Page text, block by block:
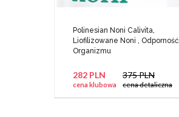
Polinesian Noni Calivita,
Liofilizowane Noni , Odporność
Organizmu
282 PLN
cena klubowa
375 PLN
cena detaliczna